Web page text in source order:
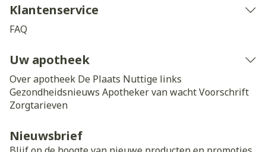
Klantenservice
FAQ
Uw apotheek
Over apotheek De Plaats Nuttige links
Gezondheidsnieuws Apotheker van wachtVoorschrift
Zorgtarieven
Nieuwsbrief